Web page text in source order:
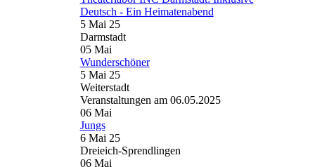
Deutsch - Ein Heimatenabend
5 Mai 25
Darmstadt
05 Mai
Wunderschöner
5 Mai 25
Weiterstadt
Veranstaltungen am 06.05.2025
06 Mai
Jungs
6 Mai 25
Dreieich-Sprendlingen
06 Mai